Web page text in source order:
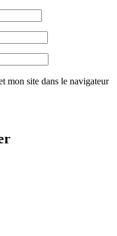
mon site dans le navigateur